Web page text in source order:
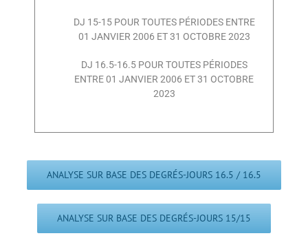
DJ 15-15 POUR TOUTES PÉRIODES ENTRE
01 JANVIER 2006 ET 31 OCTOBRE 2023
DJ 16.5-16.5 POUR TOUTES PÉRIODES
ENTRE 01 JANVIER 2006 ET 31 OCTOBRE
2023
ANALYSE SUR BASE DES DEGRÉS-JOURS 16.5 / 16.5
ANALYSE SUR BASE DES DEGRÉS-JOURS 15/15